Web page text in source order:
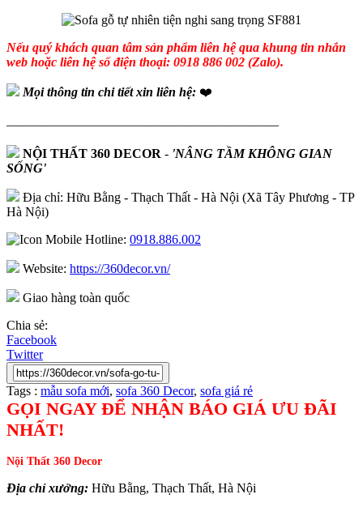
Nếu quý khách quan tâm sản phẩm liên hệ qua khung tin nhắn
web hoặc liên hệ số điện thoại: 0918 886 002 (Zalo).
Mọi thông tin chi tiết xin liên hệ: ❤️
—————————————————————
NỘI THẤT 360 DECOR - 'NÂNG TẦM KHÔNG GIAN
SỐNG'
Địa chỉ: Hữu Bằng - Thạch Thất - Hà Nội (Xã Tây Phương - TP
Hà Nội)
Hotline: 0918.886.002
Website: https://360decor.vn/
Giao hàng toàn quốc
Chia sẻ:
Facebook
Twitter
Tags : mẫu sofa mới, sofa 360 Decor, sofa giá rẻ
GỌI NGAY ĐỂ NHẬN BÁO GIÁ ƯU ĐÃI
NHẤT!
Nội Thất 360 Decor
Địa chỉ xưởng: Hữu Bằng, Thạch Thất, Hà Nội